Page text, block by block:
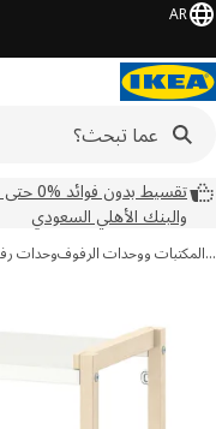
AR
والبنك الأهلي السعودي
ووحدات الرفوفوحدات رفوف